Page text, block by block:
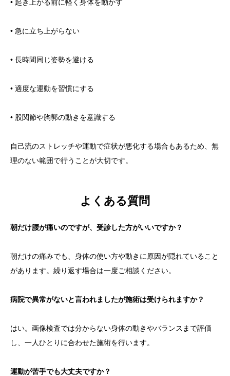
• 起き上がる前に軽く身体を動かす
• 急に立ち上がらない
• 長時間同じ姿勢を避ける
• 適度な運動を習慣にする
• 股関節や胸郭の動きを意識する
自己流のストレッチや運動で症状が悪化する場合もあるため、無
理のない範囲で行うことが大切です。
よくある質問
朝だけ腰が痛いのですが、受診した方がいいですか？
朝だけの痛みでも、身体の使い方や動きに原因が隠れていること
があります。繰り返す場合は一度ご相談ください。
病院で異常がないと言われましたが施術は受けられますか？
はい。画像検査では分からない身体の動きやバランスまで評価
し、一人ひとりに合わせた施術を行います。
運動が苦手でも大丈夫ですか？